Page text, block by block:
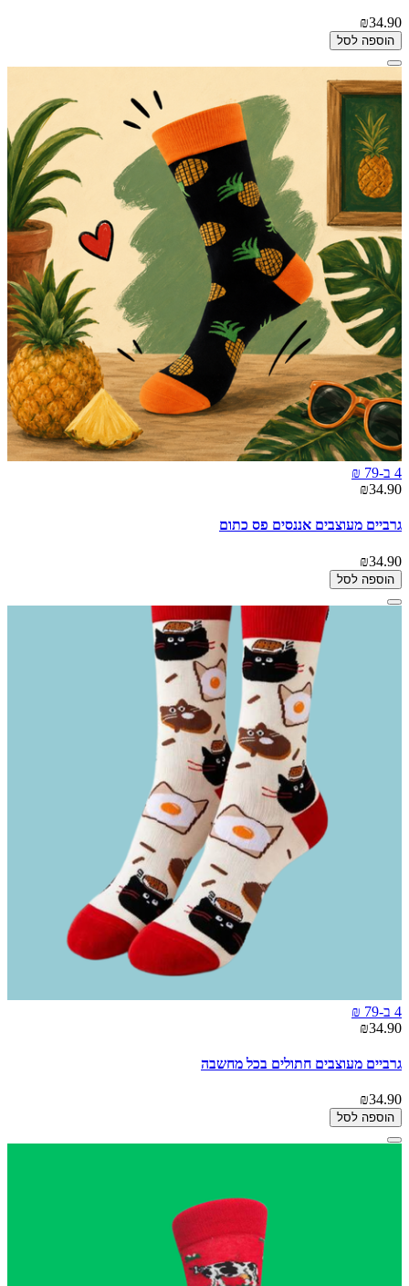
₪34.90
הוספה לסל
4 ב-79 ₪
₪34.90
גרביים מעוצבים אננסים פס כתום
₪34.90
הוספה לסל
4 ב-79 ₪
₪34.90
גרביים מעוצבים חתולים בכל מחשבה
₪34.90
הוספה לסל